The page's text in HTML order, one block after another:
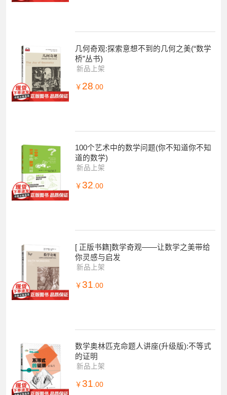
几何奇观:探索意想不到的几何之美(“数学
桥”丛书)
新品上架
￥ 28 .00
100个艺术中的数学问题(你不知道你不知
道的数学)
新品上架
￥ 32.00
[ 正版书籍]数学奇观——让数学之美带给
你灵感与启发
新品上架
￥ 31 .00
数学奥林匹克命题人讲座(升级版):不等式
的证明
新品上架
￥ 31.00